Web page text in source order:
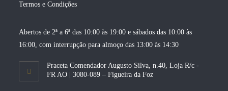
Termos e Condições
Abertos de 2ª a 6ª das 10:00 às 19:00 e sábados das 10:00 às
16:00, com interrupção para almoço das 13:00 às 14:30
Praceta Comendador Augusto Silva, n.40, Loja R/c -
FR AO | 3080-089 – Figueira da Foz